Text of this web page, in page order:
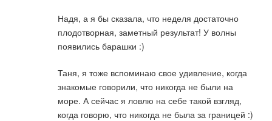
Надя, а я бы сказала, что неделя достаточно
плодотворная, заметный результат! У волны
появились барашки :)
Таня, я тоже вспоминаю свое удивление, когда
знакомые говорили, что никогда не были на
море. А сейчас я ловлю на себе такой взгляд,
когда говорю, что никогда не была за границей :)